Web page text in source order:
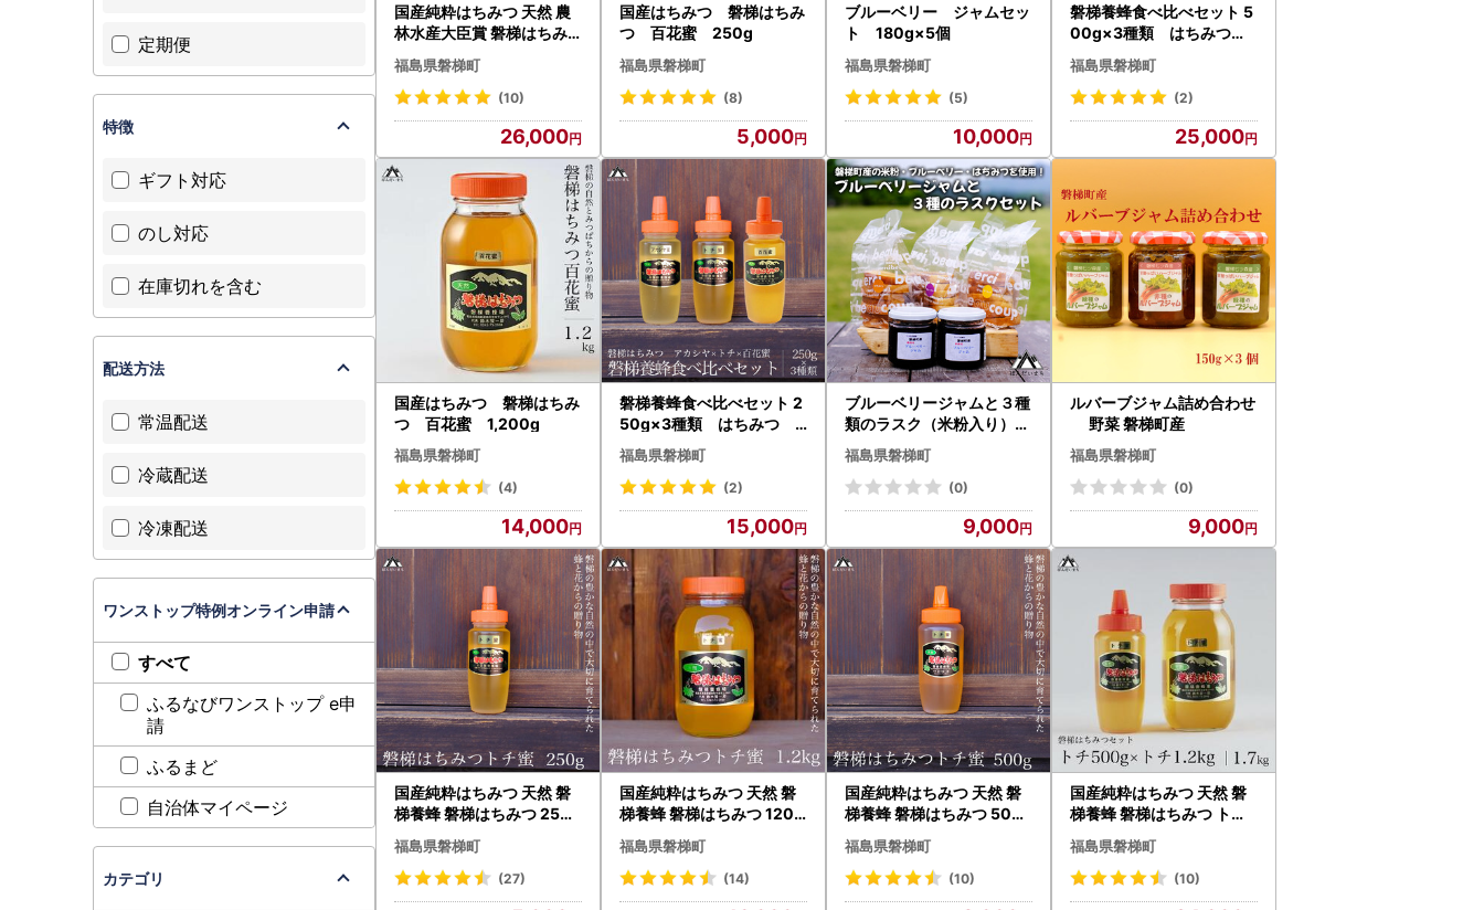
国産純粋はちみつ 天然 農
林水産大臣賞 磐梯はちみ
つ トチ×アカシヤ 合計
1700g
福島県磐梯町
(10)
26,000
国産はちみつ 磐梯はちみ
つ 百花蜜 250g
福島県磐梯町
(8)
5,000
ブルーベリー ジャムセッ
ト 180g×5個
福島県磐梯町
(5)
10,000
磐梯養蜂食べ比べセット 5
00g×3種類 はちみつ
アカシヤ トチ 百花蜜
福島県磐梯町
(2)
25,000
国産はちみつ 磐梯はちみ
つ 百花蜜 1,200g
福島県磐梯町
(4)
14,000
磐梯養蜂食べ比べセット 2
50g×3種類 はちみつ
アカシヤ トチ 百花蜜
福島県磐梯町
(2)
15,000
ブルーベリージャムと３種
類のラスク（米粉入り）セ
ット
福島県磐梯町
(0)
9,000
ルバーブジャム詰め合わせ
野菜 磐梯町産
福島県磐梯町
(0)
9,000
国産純粋はちみつ 天然 磐
梯養蜂 磐梯はちみつ 250g
［チューブ］ トチ
福島県磐梯町
(27)
国産純粋はちみつ 天然 磐
梯養蜂 磐梯はちみつ 1200
g［瓶］ トチ
福島県磐梯町
(14)
国産純粋はちみつ 天然 磐
梯養蜂 磐梯はちみつ 500g
［チューブ］ トチ
福島県磐梯町
(10)
国産純粋はちみつ 天然 磐
梯養蜂 磐梯はちみつ トチ×
トチ
福島県磐梯町
(10)
定期便
特徴
ギフト対応
のし対応
在庫切れを含む
配送方法
常温配送
冷蔵配送
冷凍配送
ワンストップ特例オンライン申請
すべて
ふるなびワンストップ e申
請
ふるまど
自治体マイページ
カテゴリ